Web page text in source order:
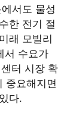
서도 물성
한 전기 절
래 모빌리
서 수요가
터 시장 확
중요해지면
다.